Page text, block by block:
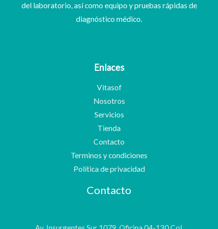
del laboratorio, así como equipo y pruebas rápidas de
diagnóstico médico.
Enlaces
Vitasof
Nosotros
Servicios
Tienda
Contacto
Terminos y condiciones
Política de privacidad
Contacto